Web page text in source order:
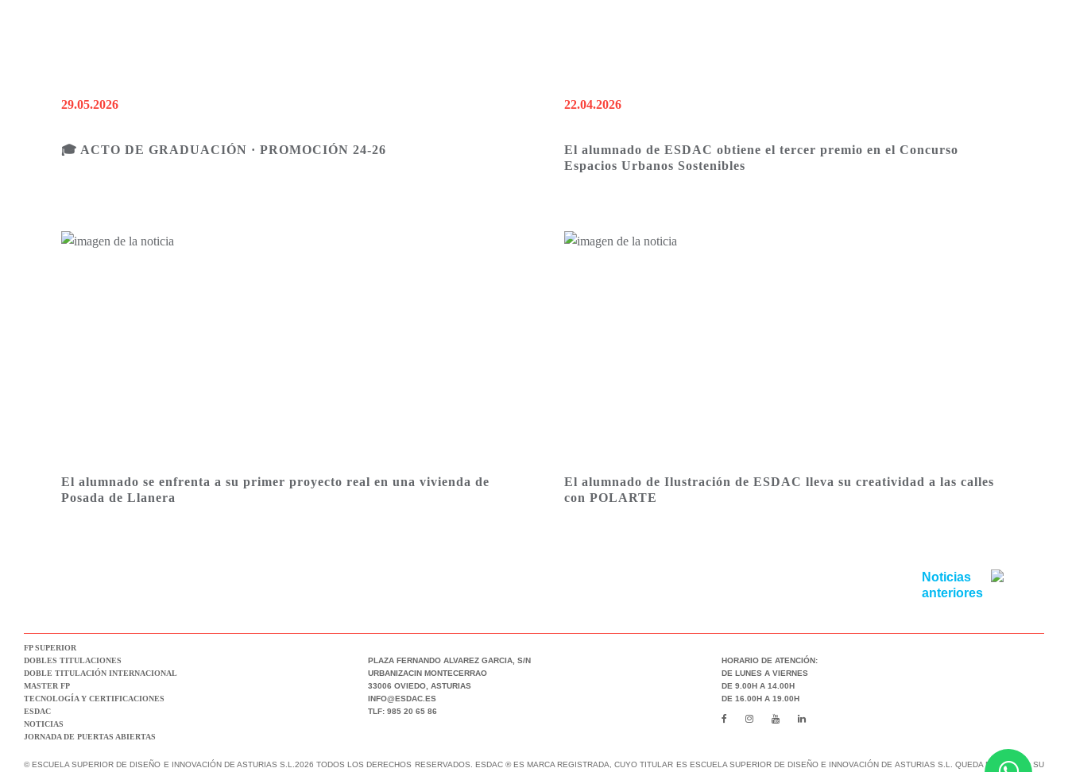
29.05.2026
🎓 ACTO DE GRADUACIÓN · PROMOCIÓN 24-26
22.04.2026
El alumnado de ESDAC obtiene el tercer premio en el Concurso
Espacios Urbanos Sostenibles
El alumnado se enfrenta a su primer proyecto real en una vivienda de
Posada de Llanera
El alumnado de Ilustración de ESDAC lleva su creatividad a las calles
con POLARTE
Noticias
anteriores
FP SUPERIOR
DOBLES TITULACIONES
DOBLE TITULACIÓN INTERNACIONAL
MASTER FP
TECNOLOGÍA Y CERTIFICACIONES
ESDAC
NOTICIAS
JORNADA DE PUERTAS ABIERTAS
PLAZA FERNANDO ALVAREZ GARCIA, S/N
URBANIZACIN MONTECERRAO
33006 OVIEDO, ASTURIAS
INFO@ESDAC.ES
TLF: 985 20 65 86
HORARIO DE ATENCIÓN:
DE LUNES A VIERNES
DE 9.00H A 14.00H
DE 16.00H A 19.00H
© ESCUELA SUPERIOR DE DISEÑO E INNOVACIÓN DE ASTURIAS S.L.2026 TODOS LOS DERECHOS RESERVADOS. ESDAC ® ES MARCA REGISTRADA, CUYO TITULAR ES ESCUELA SUPERIOR DE DISEÑO E INNOVACIÓN DE ASTURIAS S.L. QUEDA PROHIBIDO SU